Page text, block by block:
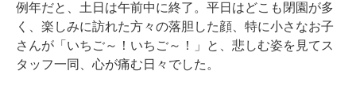
例年だと、土日は午前中に終了。平日はどこも閉園が多
く、楽しみに訪れた方々の落胆した顔、特に小さなお子
さんが「いちご～！いちご～！」と、悲しむ姿を見てス
タッフ一同、心が痛む日々でした。